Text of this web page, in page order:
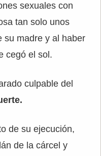
sexuales con
tan solo unos
su madre y al haber
cegó el sol.
culpable del
de su ejecución,
de la cárcel y